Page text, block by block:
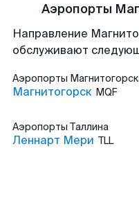
Аэропорты
Направление
обслуживают
Аэропорты
Магнитогорск MQF
Аэропорты Таллина
Леннарт Мери TLL